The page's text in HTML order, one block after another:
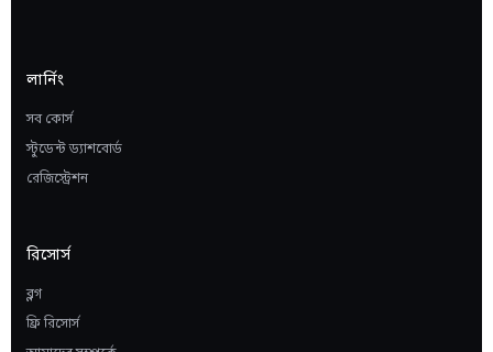
লার্নিং
সব কোর্স
স্টুডেন্ট ড্যাশবোর্ড
রেজিস্ট্রেশন
রিসোর্স
ব্লগ
ফ্রি রিসোর্স